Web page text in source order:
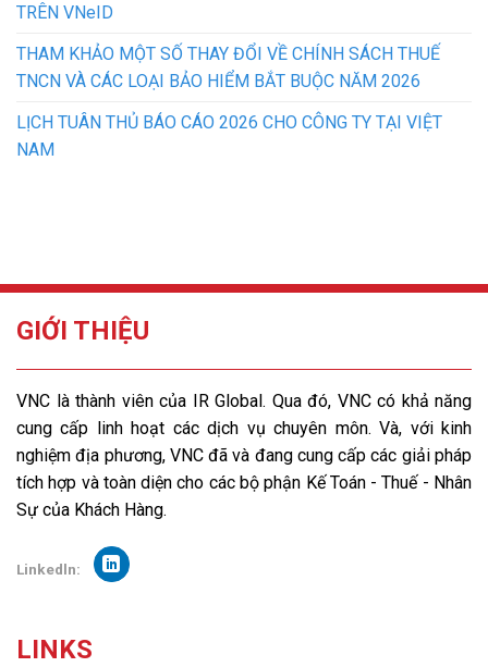
TRÊN VNeID
THAM KHẢO MỘT SỐ THAY ĐỔI VỀ CHÍNH SÁCH THUẾ
TNCN VÀ CÁC LOẠI BẢO HIỂM BẮT BUỘC NĂM 2026
LỊCH TUÂN THỦ BÁO CÁO 2026 CHO CÔNG TY TẠI VIỆT
NAM
GIỚI THIỆU
VNC là thành viên của IR Global. Qua đó, VNC có khả năng
cung cấp linh hoạt các dịch vụ chuyên môn. Và, với kinh
nghiệm địa phương, VNC đã và đang cung cấp các giải pháp
tích hợp và toàn diện cho các bộ phận Kế Toán - Thuế - Nhân
Sự của Khách Hàng.
Linkedln:
LINKS